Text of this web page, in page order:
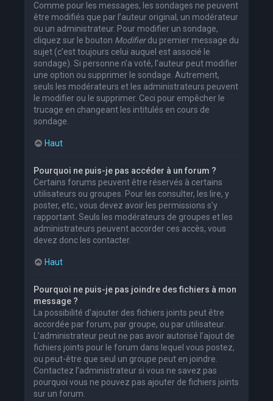
Comme pour les messages, les sondages ne peuvent
être modifiés que par l’auteur original, un modérateur
ou un administrateur. Pour modifier un sondage,
cliquez sur le bouton Modifierdu premier message du
sujet (c’est toujours celui auquel est associé le
sondage). Si personne n’a voté, l’auteur peut modifier
une option ou supprimer le sondage. Autrement,
seuls les modérateurs et les administrateurs peuvent
le modifier ou le supprimer. Ceci pour empêcher le
trucage en changeant les intitulés en cours de
sondage.
Haut
Pourquoi ne puis-je pas accéder à un forum ?
Certains forums peuvent être réservés à certains
utilisateurs ou groupes. Pour les consulter, les lire, y
poster, etc., vous devez avoir les permissions s’y
rapportant. Seuls les modérateurs de groupes et les
administrateurs peuvent accorder ces accès, vous
devez donc les contacter.
Haut
Pourquoi ne puis-je pas joindre des fichiers à mon
message ?
La possibilité d’ajouter des fichiers joints peut être
accordée par forum, par groupe, ou par utilisateur.
L’administrateur peut ne pas avoir autorisé l’ajout de
fichiers joints pour le forum dans lequel vous postez,
ou peut-être que seul un groupe peut en joindre.
Contactez l’administrateur si vous ne savez pas
pourquoi vous ne pouvez pas ajouter de fichiers joints
sur un forum.